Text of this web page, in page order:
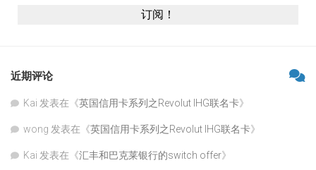
近期评论
Kai 发表在《英国信用卡系列之Revolut IHG联名卡》
wong 发表在《英国信用卡系列之Revolut IHG联名卡》
Kai 发表在《汇丰和巴克莱银行的switch offer》